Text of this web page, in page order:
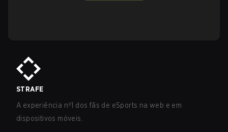
STRAFE
A experiência nº1 dos fãs de eSports na web e em
dispositivos móveis.